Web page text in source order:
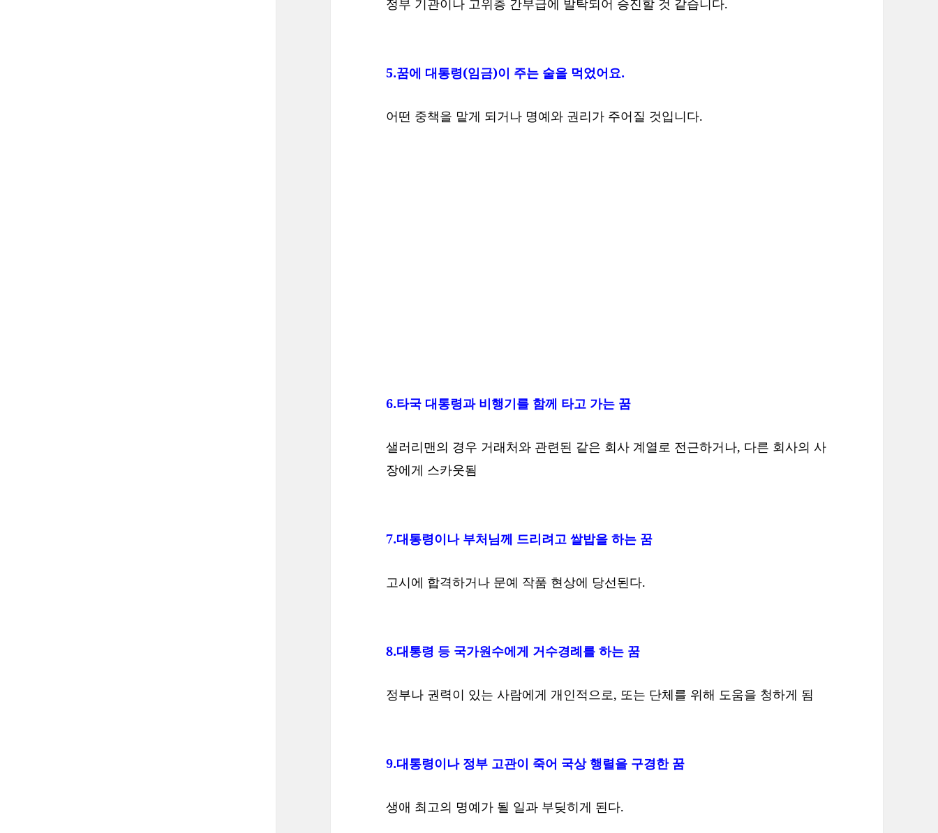
5.꿈에 대통령(임금)이 주는 술을 먹었어요.
어떤 중책을 맡게 되거나 명예와 권리가 주어질 것입니다.
6.타국 대통령과 비행기를 함께 타고 가는 꿈
샐러리맨의 경우 거래처와 관련된 같은 회사 계열로 전근하거나, 다른 회사의 사
장에게 스카웃됨
7.대통령이나 부처님께 드리려고 쌀밥을 하는 꿈
고시에 합격하거나 문예 작품 현상에 당선된다.
8.대통령 등 국가원수에게 거수경례를 하는 꿈
정부나 권력이 있는 사람에게 개인적으로, 또는 단체를 위해 도움을 청하게 됨
9.대통령이나 정부 고관이 죽어 국상 행렬을 구경한 꿈
생애 최고의 명예가 될 일과 부딪히게 된다.